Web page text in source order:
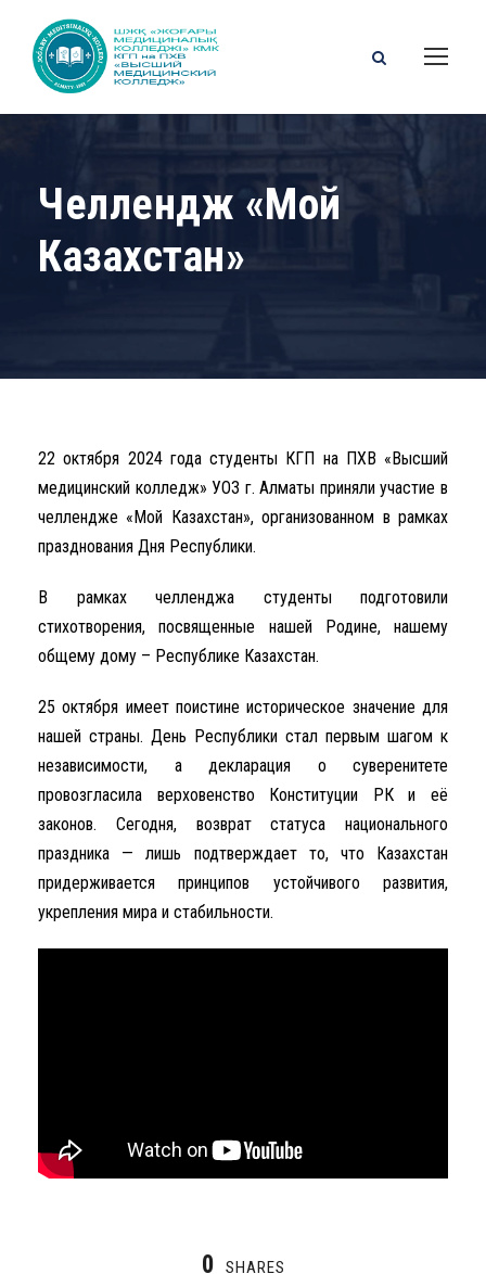
Челлендж «Мой
Казахстан»
22 октября 2024 года студенты КГП на ПХВ «Высший
медицинский колледж» УОЗ г. Алматы приняли участие в
челлендже «Мой Казахстан», организованном в рамках
празднования Дня Республики.
В рамках челленджа студенты подготовили
стихотворения, посвященные нашей Родине, нашему
общему дому – Республике Казахстан.
25 октября имеет поистине историческое значение для
нашей страны. День Республики стал первым шагом к
независимости, а декларация о суверенитете
провозгласила верховенство Конституции РК и её
законов. Сегодня, возврат статуса национального
праздника — лишь подтверждает то, что Казахстан
придерживается принципов устойчивого развития,
укрепления мира и стабильности.
0 SHARES